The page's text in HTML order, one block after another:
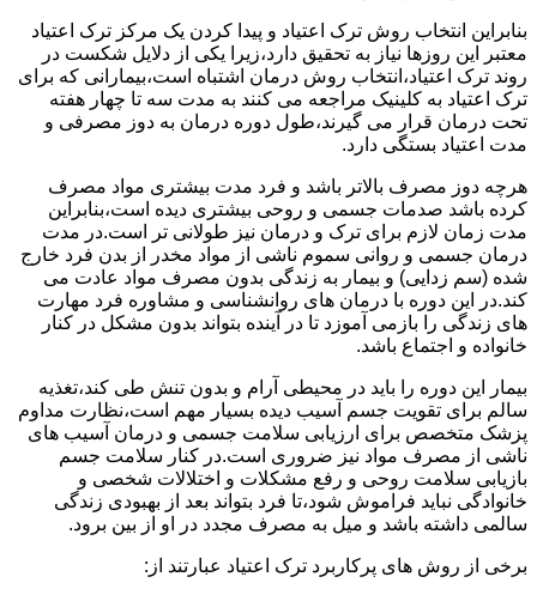
بنابراین انتخاب روش ترک اعتیاد و پیدا کردن یک مرکز ترک اعتیاد
معتبر این روزها نیاز به تحقیق دارد،زیرا یکی از دلایل شکست در
روند ترک اعتیاد،انتخاب روش درمان اشتباه است،بیمارانی که برای
ترک اعتیاد به کلینیک مراجعه می کنند به مدت سه تا چهار هفته
تحت درمان قرار می گیرند،طول دوره درمان به دوز مصرفی و
مدت اعتیاد بستگی دارد.
هرچه دوز مصرف بالاتر باشد و فرد مدت بیشتری مواد مصرف
کرده باشد صدمات جسمی و روحی بیشتری دیده است،بنابراین
مدت زمان لازم برای ترک و درمان نیز طولانی تر است.در مدت
درمان جسمی و روانی سموم ناشی از مواد مخدر از بدن فرد خارج
شده (سم زدایی) و بیمار به زندگی بدون مصرف مواد عادت می
کند.در این دوره با درمان های روانشناسی و مشاوره فرد مهارت
های زندگی را بازمی آموزد تا در آینده بتواند بدون مشکل در کنار
خانواده و اجتماع باشد.
بیمار این دوره را باید در محیطی آرام و بدون تنش طی کند،تغذیه
سالم برای تقویت جسم آسیب دیده بسیار مهم است،نظارت مداوم
پزشک متخصص برای ارزیابی سلامت جسمی و درمان آسیب های
ناشی از مصرف مواد نیز ضروری است.در کنار سلامت جسم
بازیابی سلامت روحی و رفع مشکلات و اختلالات شخصی و
خانوادگی نباید فراموش شود،تا فرد بتواند بعد از بهبودی زندگی
سالمی داشته باشد و میل به مصرف مجدد در او از بین برود.
برخی از روش های پرکاربرد ترک اعتیاد عبارتند از: